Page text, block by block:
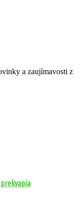
a zaujímavosti z
prekvapia